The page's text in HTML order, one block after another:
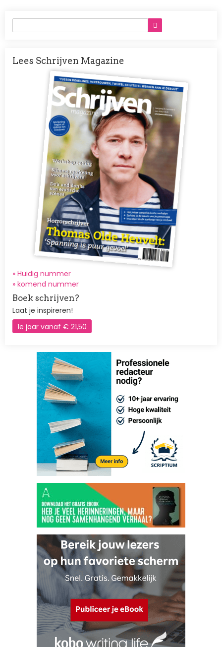
Lees Schrijven Magazine
Afbeelding
» Huidig nummer
» komend nummer
Boek schrijven?
Laat je inspireren!
1e jaar vanaf € 21,50